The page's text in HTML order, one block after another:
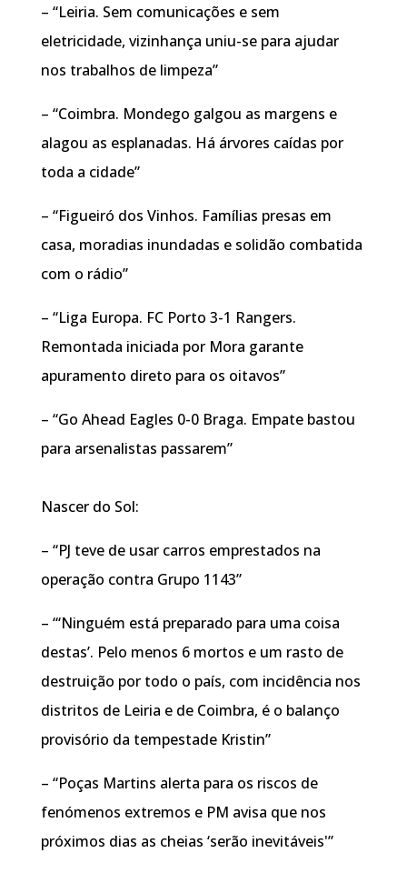
– “Leiria. Sem comunicações e sem
eletricidade, vizinhança uniu-se para ajudar
nos trabalhos de limpeza”
– “Coimbra. Mondego galgou as margens e
alagou as esplanadas. Há árvores caídas por
toda a cidade”
– “Figueiró dos Vinhos. Famílias presas em
casa, moradias inundadas e solidão combatida
com o rádio”
– “Liga Europa. FC Porto 3-1 Rangers.
Remontada iniciada por Mora garante
apuramento direto para os oitavos”
– “Go Ahead Eagles 0-0 Braga. Empate bastou
para arsenalistas passarem”
Nascer do Sol:
– “PJ teve de usar carros emprestados na
operação contra Grupo 1143”
– “‘Ninguém está preparado para uma coisa
destas’. Pelo menos 6 mortos e um rasto de
destruição por todo o país, com incidência nos
distritos de Leiria e de Coimbra, é o balanço
provisório da tempestade Kristin”
– “Poças Martins alerta para os riscos de
fenómenos extremos e PM avisa que nos
próximos dias as cheias ‘serão inevitáveis'”